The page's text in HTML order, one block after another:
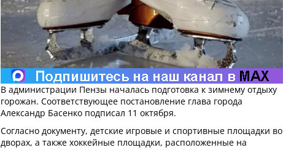
В администрации Пензы началась подготовка к зимнему отдыху
горожан. Соответствующее постановление глава города
Александр Басенко подписал 11 октября.
Согласно документу, детские игровые и спортивные площадки во
дворах, а также хоккейные площадки, расположенные на